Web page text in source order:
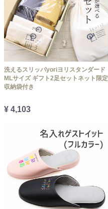
洗えるスリッパyoriヨリスタンダード
MLサイズ ギフト2足セットネット限定
収納袋付き
¥ 4,103